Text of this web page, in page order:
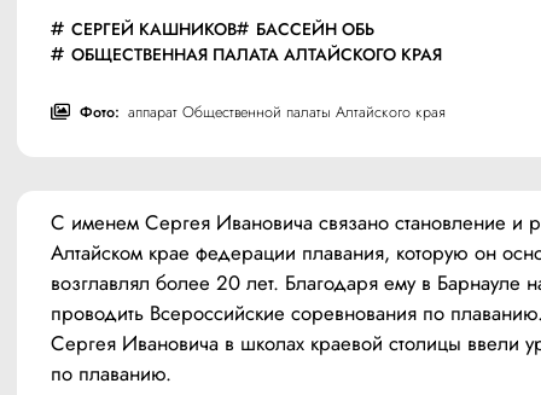
СЕРГЕЙ КАШНИКОВ
БАССЕЙН ОБЬ
ОБЩЕСТВЕННАЯ ПАЛАТА АЛТАЙСКОГО КРАЯ
Фото: аппарат Общественной палаты Алтайского края
С именем Сергея Ивановича связано становление и
Алтайском крае федерации плавания, которую он
возглавлял более 20 лет. Благодаря ему в Барнауле
проводить Всероссийские соревнования по
Сергея Ивановича в школах краевой столицы ввели
по плаванию.